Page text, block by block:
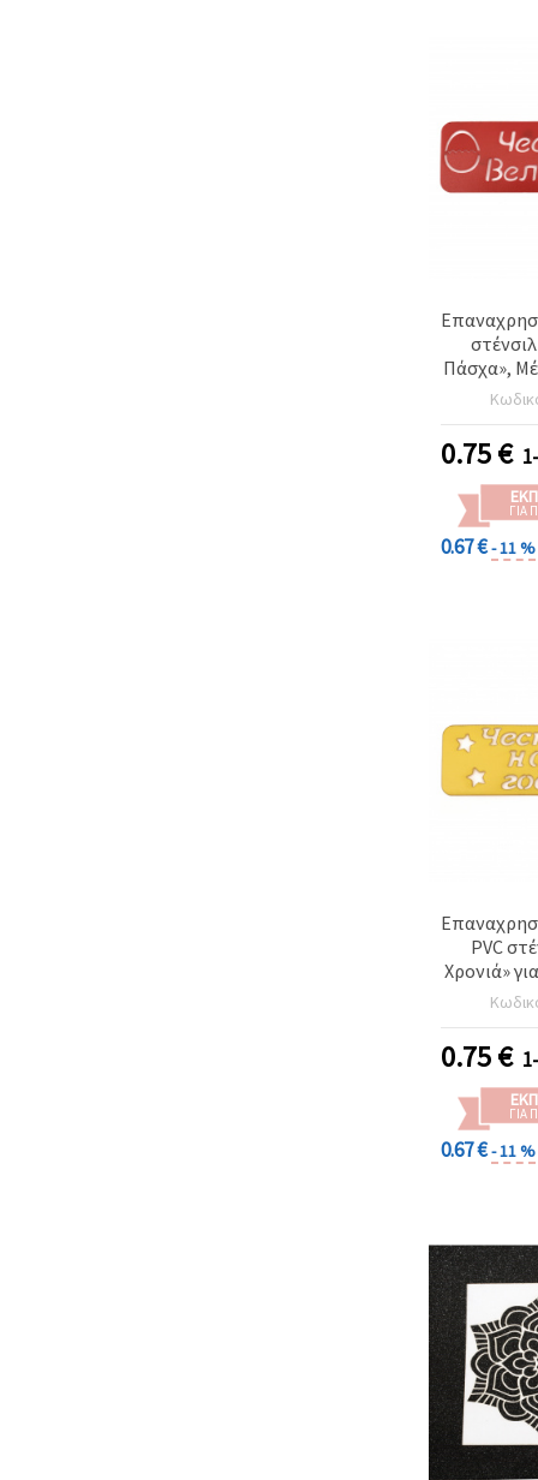
Πάσχα»,
0.75€
ΓΙΑ
0.67 €- 11 %
PVC
Χρονιά»
Μέγεθος
0.75€
ΓΙΑ
0.67 €- 11 %